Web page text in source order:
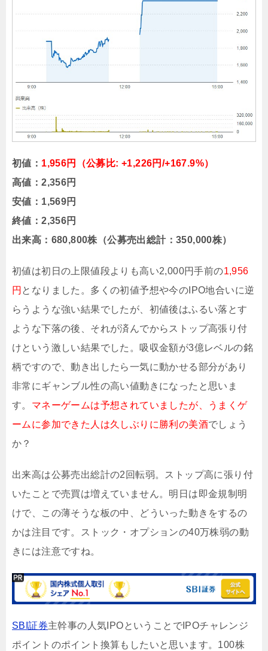
初値： 1,956円（公募比: +1,226円/+167.9%）
高値：2,356円
安値：1,569円
終値：2,356円
出来高：680,800株（公募売出総計：350,000株）
初値は初日の上限値段よりも高い2,000円手前の1,956
円 となりました。多くの初値予想や今のIPO地合いに逆
らうような強い結果でしたが、初値後はふるい落とす
ような下落の後、それが済んでからストップ高張り付
けという激しい結果でした。吸収金額が3億レベルの銘
柄ですので、動き出したら一気に動かせる部分があり
非常にギャンブル性の高い値動きになったと思いま
す。 マネーゲームは予想されていましたが、うまくゲ
ームに参加できた人は久しぶりに勝利の美酒でしょう
か？
出来高は公募売出総計の2回転弱。ストップ高に張り付
いたことで売買は増えていません。明日は即金規制明
けで、この薄そうな板の中、どういった動きをするの
かは注目です。ストック・オプションの40万株弱の動
きには注意ですね。
SBI証券主幹事の人気IPOということでIPOチャレンジ
ポイントのポイント換算もしたいと思います。100株